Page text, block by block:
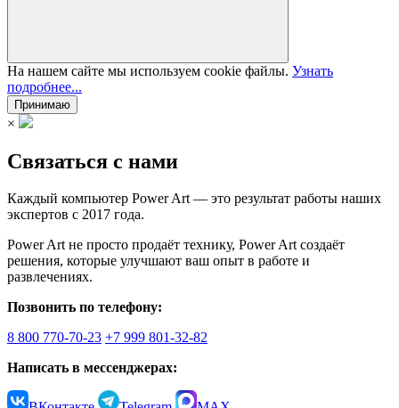
На нашем сайте мы используем cookie файлы. Узнать
подробнее...
Принимаю
×
Связаться с нами
Каждый компьютер Power Art — это результат работы наших
экспертов с 2017 года.
Power Art не просто продаёт технику, Power Art создаёт
решения, которые улучшают ваш опыт в работе и
развлечениях.
Позвонить по телефону:
8 800 770-70-23 +7 999 801-32-82
Написать в мессенджерах: